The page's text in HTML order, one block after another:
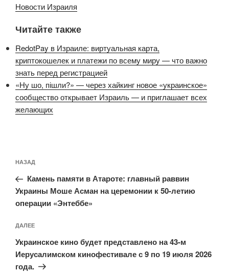
Новости Израиля
Читайте также
RedotPay в Израиле: виртуальная карта,
криптокошелек и платежи по всему миру — что важно
знать перед регистрацией
«Ну шо, пішли?» — через хайкинг новое «украинское»
сообщество открывает Израиль — и приглашает всех
желающих
по
записям
Предыдущая
запись:
НАЗАД
Камень памяти в Атароте: главный раввин
Украины Моше Асман на церемонии к 50-летию
операции «Энтеббе»
Следующая
запись
ДАЛЕЕ
Украинское кино будет представлено на 43-м
Иерусалимском кинофестивале с 9 по 19 июля 2026
года.